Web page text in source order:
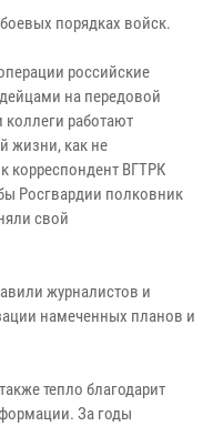
порядках войск.
российские
на передовой
работают
жизни, как не
корреспондент ВГТРК
Росгвардии полковник
свой
журналистов и
намеченных планов и
тепло благодарит
За годы